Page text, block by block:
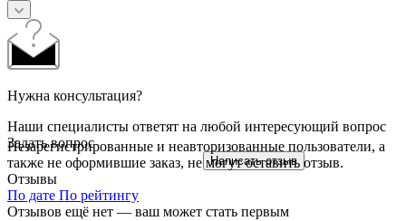
Нужна консультация?
Наши специалисты ответят на любой интересующий вопрос
Задать вопрос
Написать отзыв
Незарегистрированные и неавторизованные пользователи, а
также не оформившие заказ, не могут оставить отзыв.
Отзывы
По дате По рейтингу
Отзывов ещё нет — ваш может стать первым